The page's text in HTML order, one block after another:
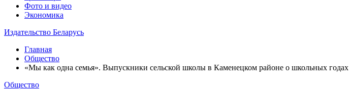
Фото и видео
Экономика
Издательство Беларусь
Главная
Общество
«Мы как одна семья». Выпускники сельской школы в Каменецком районе о школьных годах
Общество